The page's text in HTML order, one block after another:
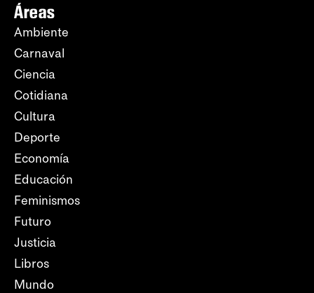
Áreas
Ambiente
Carnaval
Ciencia
Cotidiana
Cultura
Deporte
Economía
Educación
Feminismos
Futuro
Justicia
Libros
Mundo